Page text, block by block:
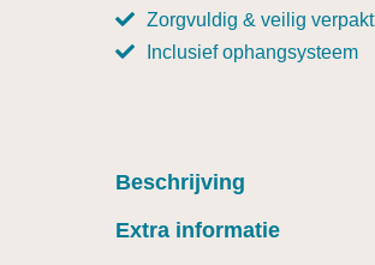
Zorgvuldig & veilig verpakt
Inclusief ophangsysteem
Beschrijving
Extra informatie